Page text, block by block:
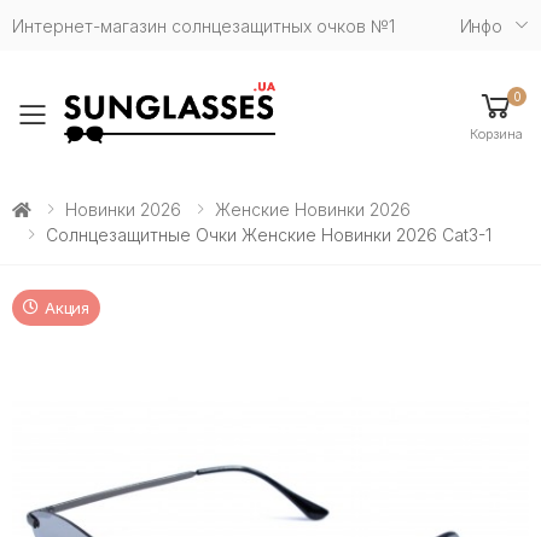
Интернет-магазин солнцезащитных очков №1 Инфо
Toggle mobile menu
0
Корзина
Новинки 2026
Женские Новинки 2026
Солнцезащитные Очки Женские Новинки 2026 Cat3-1
Акция